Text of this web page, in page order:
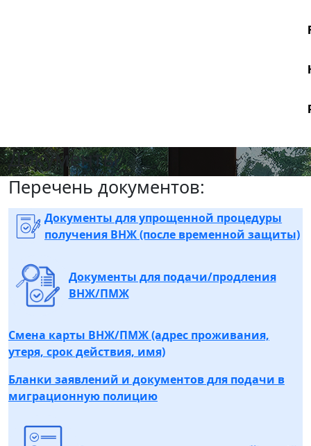
Документы
Перечень документов:
Документы для упрощенной процедуры
получения ВНЖ (после временной защиты)
Документы для подачи/продления
ВНЖ/ПМЖ
Смена карты ВНЖ/ПМЖ (адрес проживания,
утеря, срок действия, имя)
Бланки заявлений и документов для подачи в
миграционную полицию